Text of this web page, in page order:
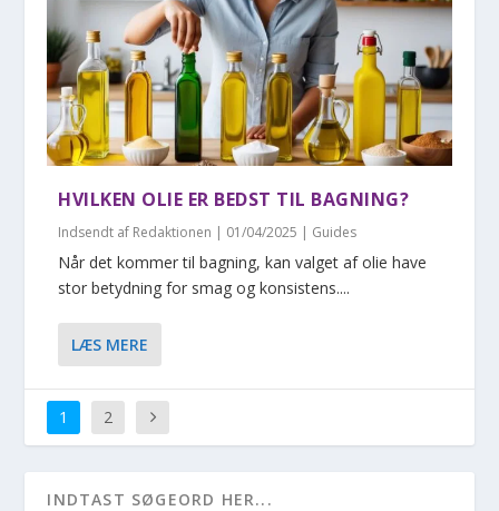
HVILKEN OLIE ER BEDST TIL BAGNING?
Indsendt af Redaktionen | 01/04/2025 | Guides
Når det kommer til bagning, kan valget af olie have
stor betydning for smag og konsistens....
LÆS MERE
1 2